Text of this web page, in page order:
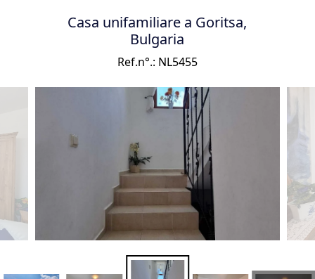
Casa unifamiliare a Goritsa,
Bulgaria
Ref.n°.: NL5455